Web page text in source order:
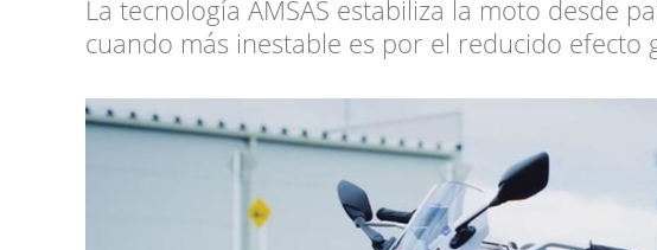
La tecnología AMSAS estabiliza la moto desde
cuando más inestable es por el reducido efecto